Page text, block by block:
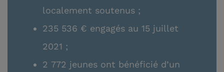
localement soutenus ;
235 536 € engagés au 15 juillet
2021 ;
2 772 jeunes ont bénéficié d’un